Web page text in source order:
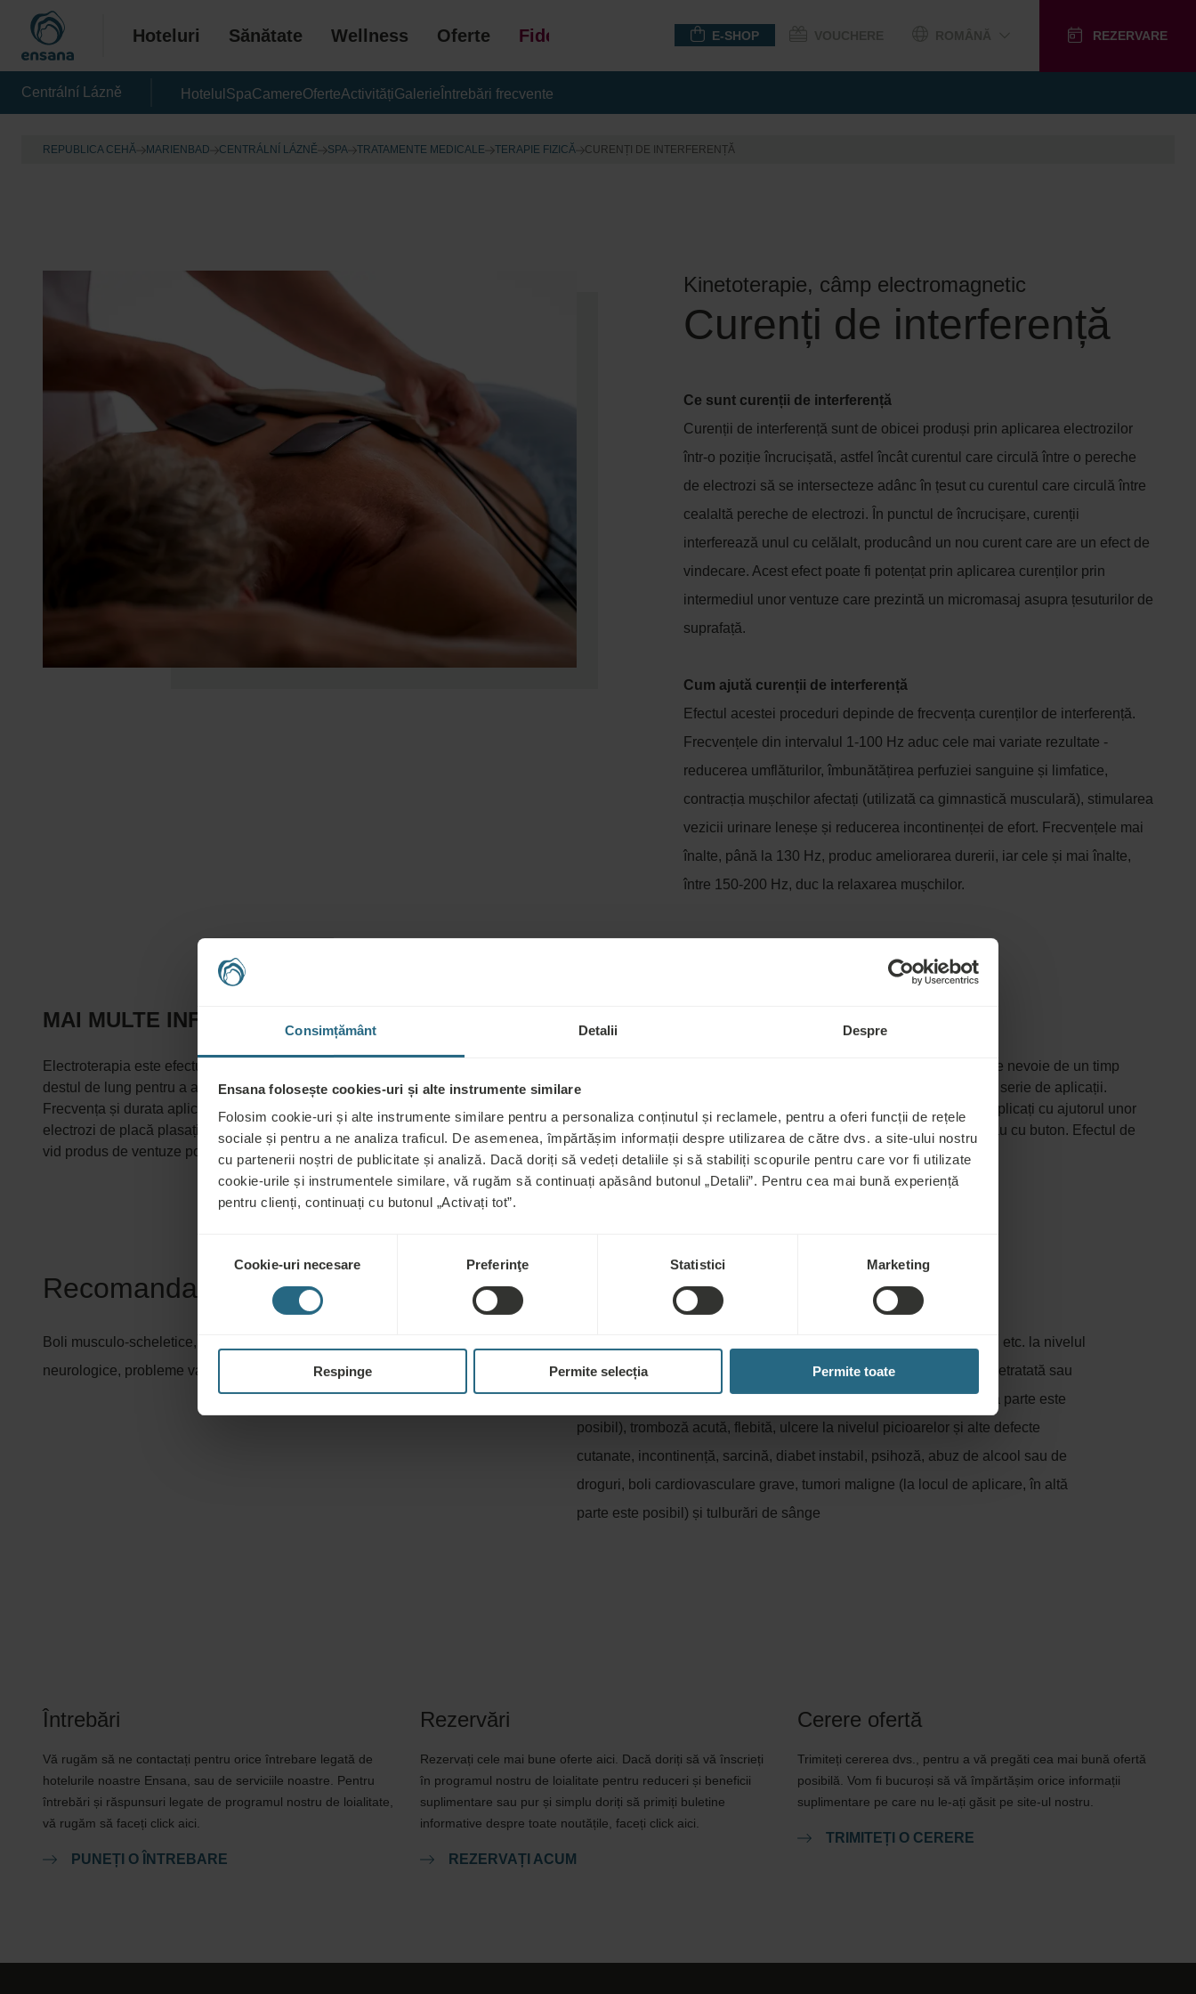
Consimțământ Detalii Despre
Ensana folosește cookies-uri și alte instrumente similare
Folosim cookie-uri și alte instrumente similare pentru a personaliza conținutul și reclamele, pentru a oferi funcții de rețele
sociale și pentru a ne analiza traficul. De asemenea, împărtășim informații despre utilizarea de către dvs. a site-ului nostru
cu partenerii noștri de publicitate și analiză. Dacă doriți să vedeți detaliile și să stabiliți scopurile pentru care vor fi utilizate
cookie-urile și instrumentele similare, vă rugăm să continuați apăsând butonul „Detalii”. Pentru cea mai bună experiență
pentru clienți, continuați cu butonul „Activați tot”.
consimțământului
Cookie-uri necesare Preferinţe Statistici Marketing
Respinge Permite selecția Permite toate
Hoteluri Sănătate Wellness Oferte Fidelizare E-SHOP REZERVARE
Centrální Lázně Hotelul SpaCamereOferteActivitățiGalerie Întrebări frecvente
REPUBLICA CEHĂ MARIENBAD CENTRÁLNÍ LÁZNĚ SPA TRATAMENTE MEDICALE TERAPIE FIZICĂ CURENȚI DE INTERFERENȚĂ
Kinetoterapie, câmp electromagnetic
Curenți de interferență
Ce sunt curenții de interferență
Curenții de interferență sunt de obicei produși prin aplicarea electrozilor
într-o poziție încrucișată, astfel încât curentul care circulă între o pereche
de electrozi să se intersecteze adânc în țesut cu curentul care circulă între
cealaltă pereche de electrozi. În punctul de încrucișare, curenții
interferează unul cu celălalt, producând un nou curent care are un efect de
vindecare. Acest efect poate fi potențat prin aplicarea curenților prin
intermediul unor ventuze care prezintă un micromasaj asupra țesuturilor de
suprafață.
Cum ajută curenții de interferență
Efectul acestei proceduri depinde de frecvența curenților de interferență.
Frecvențele din intervalul 1-100 Hz aduc cele mai variate rezultate -
reducerea umflăturilor, îmbunătățirea perfuziei sanguine și limfatice,
contracția mușchilor afectați (utilizată ca gimnastică musculară), stimularea
vezicii urinare leneșe și reducerea incontinenței de efort. Frecvențele mai
înalte, până la 130 Hz, produc ameliorarea durerii, iar cele și mai înalte,
între 150-200 Hz, duc la relaxarea mușchilor.
MAI MULTE INFORMAȚII DESPRE TRATAMENT, INCLUSIV INDICAȚII ȘI CONTRAINDICAȚII
Electroterapia este efectuată fie de un fizioterapeut, fie de o asistentă calificată. De obicei, durează câteva minute (până la 20), doar curentul continuu are nevoie de un timp
destul de lung pentru a acționa - de la 30 la 60 de minute. Electroterapia poate fi combinată cu ultrasunete și este mai eficientă dacă este efectuată într-o serie de aplicații.
Frecvența și durata aplicațiilor trebuie să fie prescrise de un medic, precum și tipul exact de curent, metoda de aplicare a acestuia etc. Unii curenți sunt aplicați cu ajutorul unor
electrozi de placă plasați în teci de protecție umede pe piele și fixați cu curele, în timp ce alții sunt mai bine folosiți cu electrozi cu ventuză, de tip stilou sau cu buton. Efectul de
vid produs de ventuze poate alterna astfel încât un micromasaj al țesutului subiacent să îmbunătățească circulația și fluxul de oxigen în acesta.
Recomandat pentru:
Boli musculo-scheletice, reabilitare ortopedică și în caz de accident, boli
neurologice, probleme vasculare la nivelul membrelor
Nerecomandat pentru:
Implanturi metalice - cardiostimulatoare, proteze articulare, șuruburi etc. la nivelul
căii curente, boli infecțioase, febră, inflamații acute, hipertensiune netratată sau
necontrolată, epilepsie (la nivelul gâtului care trebuie evitată, în altă parte este
posibil), tromboză acută, flebită, ulcere la nivelul picioarelor și alte defecte
cutanate, incontinență, sarcină, diabet instabil, psihoză, abuz de alcool sau de
droguri, boli cardiovasculare grave, tumori maligne (la locul de aplicare, în altă
parte este posibil) și tulburări de sânge
Întrebări
Vă rugăm să ne contactați pentru orice întrebare legată de
hotelurile noastre Ensana, sau de serviciile noastre. Pentru
întrebări și răspunsuri legate de programul nostru de loialitate,
vă rugăm să faceți click aici.
PUNEȚI O ÎNTREBARE
Rezervări
Rezervați cele mai bune oferte aici. Dacă doriți să vă înscrieți
în programul nostru de loialitate pentru reduceri și beneficii
suplimentare sau pur și simplu doriți să primiți buletine
informative despre toate noutățile, faceți click aici.
REZERVAȚI ACUM
Cerere ofertă
Trimiteți cererea dvs., pentru a vă pregăti cea mai bună ofertă
posibilă. Vom fi bucuroși să vă împărtășim orice informații
suplimentare pe care nu le-ați găsit pe site-ul nostru.
TRIMITEȚI O CERERE